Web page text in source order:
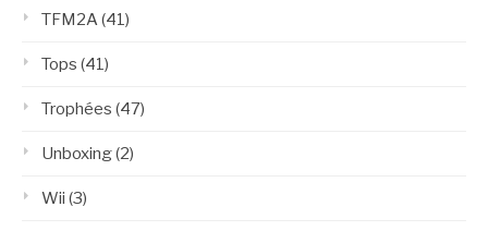
TFM2A(41)
Tops (41)
Trophées (47)
Unboxing(2)
Wii (3)